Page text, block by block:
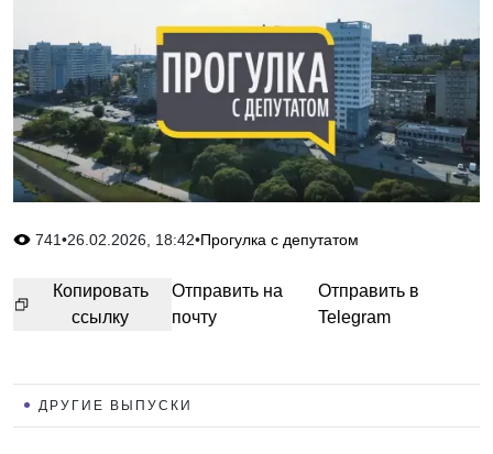
741•26.02.2026, 18:42•Прогулка с депутатом
Копировать
ссылку
Отправить на
почту
Отправить в
Telegram
ДРУГИЕ ВЫПУСКИ